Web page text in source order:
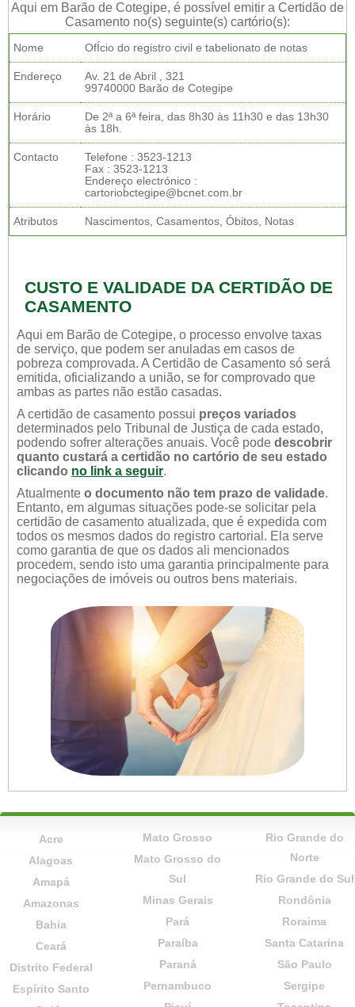
Aqui em Barão de Cotegipe, é possível emitir a Certidão de
Casamento no(s) seguinte(s) cartório(s):
Nome OfÍcio do registro civil e tabelionato de notas
Endereço
Av. 21 de Abril , 321
99740000 Barão de Cotegipe
Horário
De 2ª a 6ª feira, das 8h30 às 11h30 e das 13h30
às 18h.
Contacto
Telefone : 3523-1213
Fax : 3523-1213
Endereço electrónico :
cartoriobctegipe@bcnet.com.br
Atributos Nascimentos, Casamentos, Óbitos, Notas
CUSTO E VALIDADE DA CERTIDÃO DE
CASAMENTO
Aqui em Barão de Cotegipe, o processo envolve taxas
de serviço, que podem ser anuladas em casos de
pobreza comprovada. A Certidão de Casamento só será
emitida, oficializando a união, se for comprovado que
ambas as partes não estão casadas.
A certidão de casamento possui preços variados
determinados pelo Tribunal de Justiça de cada estado,
podendo sofrer alterações anuais. Você pode descobrir
quanto custará a certidão no cartório de seu estado
clicando no link a seguir.
Atualmente o documento não tem prazo de validade.
Entanto, em algumas situações pode-se solicitar pela
certidão de casamento atualizada, que é expedida com
todos os mesmos dados do registro cartorial. Ela serve
como garantia de que os dados ali mencionados
procedem, sendo isto uma garantia principalmente para
negociações de imóveis ou outros bens materiais.
Acre
Alagoas
Amapá
Amazonas
Bahia
Ceará
Distrito Federal
Espírito Santo
Mato Grosso
Mato Grosso do
Sul
Minas Gerais
Pará
Paraíba
Paraná
Pernambuco
Rio Grande do
Norte
Rio Grande do Sul
Rondônia
Roraima
Santa Catarina
São Paulo
Sergipe